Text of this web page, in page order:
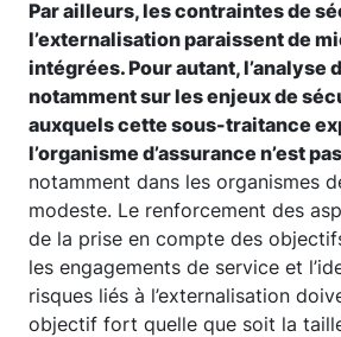
Par ailleurs, les contraintes de
l’externalisation paraissent de
intégrées. Pour autant, l’analyse
notamment sur les enjeux de
auxquels cette sous-traitance
l’organisme d’assurance n’est
notamment dans les organismes
modeste. Le renforcement des
de la prise en compte des
les engagements de service et
risques liés à l’externalisation
objectif fort quelle que soit la